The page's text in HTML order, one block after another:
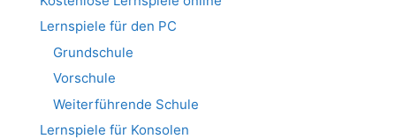
Lernspiele für den PC
Grundschule
Vorschule
Weiterführende Schule
Lernspiele für Konsolen